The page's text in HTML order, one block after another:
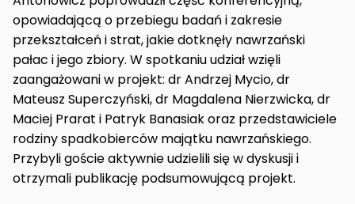
opowiadającą o przebiegu badań i zakresie
przekształceń i strat, jakie dotknęły nawrzański
pałac i jego zbiory. W spotkaniu udział wzięli
zaangażowani w projekt: dr Andrzej Mycio, dr
Mateusz Superczyński, dr Magdalena Nierzwicka, dr
Maciej Prarat i Patryk Banasiak oraz przedstawiciele
rodziny spadkobierców majątku nawrzańskiego.
Przybyli goście aktywnie udzielili się w dyskusji i
otrzymali publikację podsumowującą projekt.